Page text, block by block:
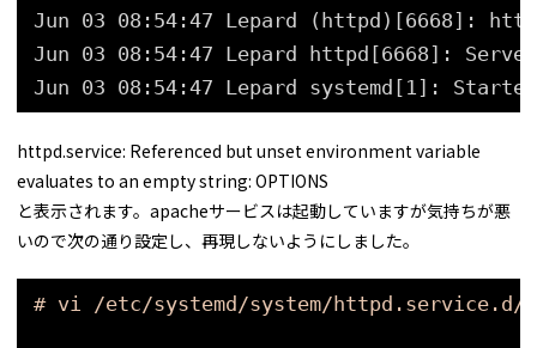
Jun 03 08:54:47 Lepard (httpd)[6668]:
Jun 03 08:54:47 Lepard httpd[6668]:
Jun 03 08:54:47 Lepard systemd[1]:
httpd.service: Referenced but unset environment variable
evaluates to an empty string: OPTIONS
と表示されます。apacheサービスは起動していますが気持ちが悪
いので次の通り設定し、再現しないようにしました。
# vi /etc/systemd/system/httpd.service.d/